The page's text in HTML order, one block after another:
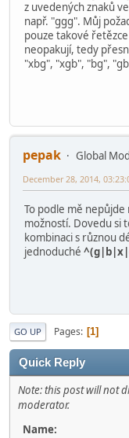
z uvedených znaků
např. "ggg". Můj
pouze takové
neopakují, tedy
"xbg", "xgb", "bg",
pepak
Global
December 28, 2014,
To podle mě
možností. Dovedu si
kombinaci s různou
jednoduché
GO UP Pages 1
Quick Reply
Note: this post will not
moderator.
Name: